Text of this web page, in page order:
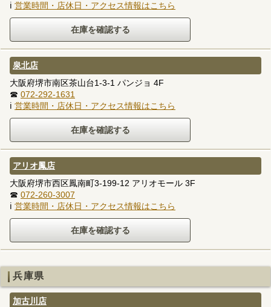
ℹ 営業時間・店休日・アクセス情報はこちら
泉北店
大阪府堺市南区茶山台1-3-1 パンジョ 4F
☎ 072-292-1631
ℹ 営業時間・店休日・アクセス情報はこちら
アリオ鳳店
大阪府堺市西区鳳南町3-199-12 アリオモール 3F
☎ 072-260-3007
ℹ 営業時間・店休日・アクセス情報はこちら
兵庫県
加古川店